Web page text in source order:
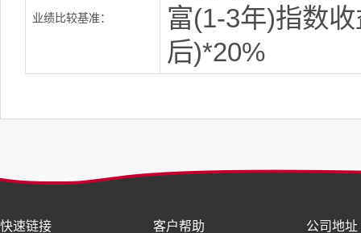
业绩比较基准：
富(1-3年)指数
后)*20%
快速链接 客户帮助 公司地址